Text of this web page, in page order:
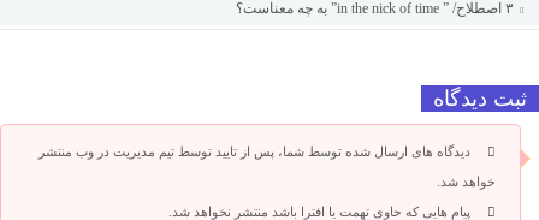
۳ اصطلاح/ ” in the nick of time” به چه معناست؟
ثبت دیدگاه
دیدگاه های ارسال شده توسط شما، پس از تایید توسط تیم مدیریت در وب منتشر
خواهد شد.
پیام هایی که حاوی تهمت یا افترا باشد منتشر نخواهد شد.